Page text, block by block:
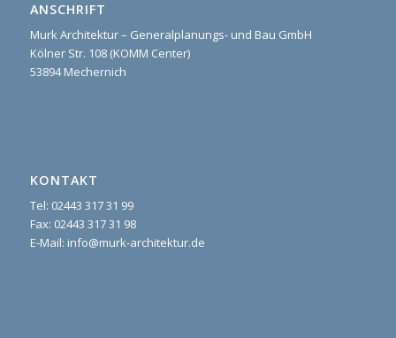
ANSCHRIFT
Murk Architektur – Generalplanungs- und Bau GmbH
Kölner Str. 108 (KOMM Center)
53894 Mechernich
KONTAKT
Tel: 02443 317 31 99
Fax: 02443 317 31 98
E-Mail: info@murk-architektur.de